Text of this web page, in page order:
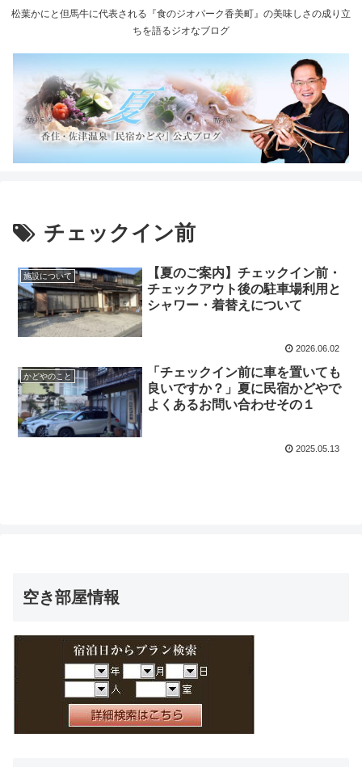
松葉かにと但馬牛に代表される『食のジオパーク香美町』の美味しさの成り立
ちを語るジオなブログ
チェックイン前
施設について
【夏のご案内】チェックイン前・
チェックアウト後の駐車場利用と
シャワー・着替えについて
2026.06.02
かどやのこと
「チェックイン前に車を置いても
良いですか？」夏に民宿かどやで
よくあるお問い合わせその１
2025.05.13
空き部屋情報